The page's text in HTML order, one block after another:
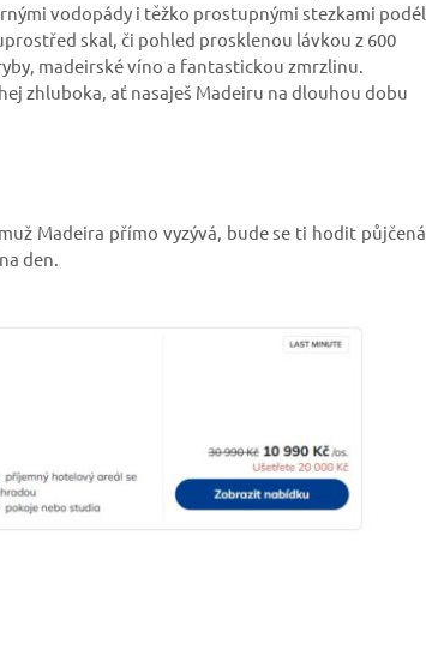
vodopády i těžko prostupnými stezkami podél
skal, či pohled prosklenou lávkou z 600
madeirské víno a fantastickou zmrzlinu.
zhluboka, ať nasaješ Madeiru na dlouhou dobu
Madeira přímo vyzývá, bude se ti hodit půjčená
den.